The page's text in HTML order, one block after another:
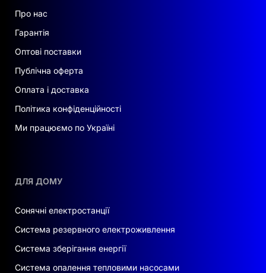
Про нас
Гарантія
Оптові поставки
Публічна оферта
Оплата і доставка
Політика конфіденційності
Ми працюємо по Україні
ДЛЯ ДОМУ
Сонячні електростанції
Система резервного електроживлення
Система зберігання енергії
Система опалення тепловими насосами